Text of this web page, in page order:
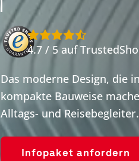
4.7 / 5 auf
Das moderne Design, die
kompakte Bauweise
Alltags- und Reisebegleiter.
Infopaket anfordern